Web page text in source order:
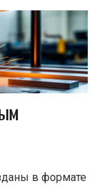
в формате